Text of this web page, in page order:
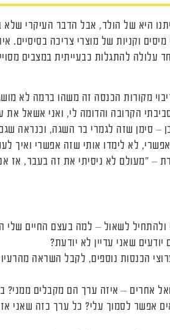
היא של הולד, אבל הדבר העיקרי שלא
וקניות של מוצרי צריכה בסיסיים.
להתגלות כבעייתית במצבים
מקורות הכנסה זה משהו ברמה לא
הקרובה והדומה לי, ואני אשאל את
– סימן שזה לגמרי בר השגה, וכנראה
לא לימדו אותי שזה אפשרי ואיך
– "מעולם לא ניסיתי את זה בעבר, אז
לשאול – למה בעצם החיים שלי
שאני עדיין לא יודעת?
הכנסות נוספים, לקבל השראה
אחרים – איזה ערך הם מקבלים ממני?
אפשר לסמוך עלי? כל ערך כזה שאני